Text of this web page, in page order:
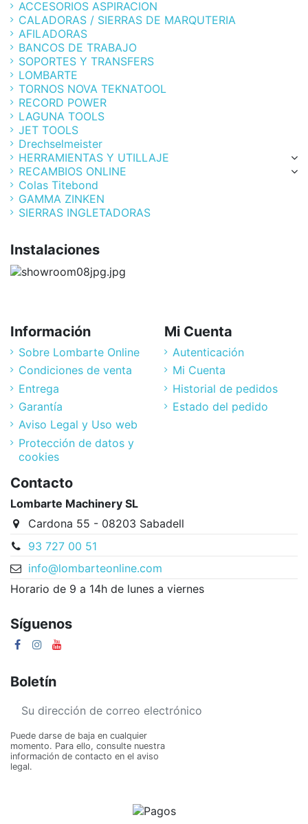
ACCESORIOS ASPIRACION
CALADORAS / SIERRAS DE MARQUTERIA
AFILADORAS
BANCOS DE TRABAJO
SOPORTES Y TRANSFERS
LOMBARTE
TORNOS NOVA TEKNATOOL
RECORD POWER
LAGUNA TOOLS
JET TOOLS
Drechselmeister
HERRAMIENTAS Y UTILLAJE
RECAMBIOS ONLINE
Colas Titebond
GAMMA ZINKEN
SIERRAS INGLETADORAS
Instalaciones
Información
Sobre Lombarte Online
Condiciones de venta
Entrega
Garantía
Aviso Legal y Uso web
Protección de datos y
cookies
Mi Cuenta
Autenticación
Mi Cuenta
Historial de pedidos
Estado del pedido
Contacto
Lombarte Machinery SL
Cardona 55 - 08203 Sabadell
93 727 00 51
info@lombarteonline.com
Horario de 9 a 14h de lunes a viernes
Síguenos
Boletín
Puede darse de baja en cualquier
momento. Para ello, consulte nuestra
información de contacto en el aviso
legal.